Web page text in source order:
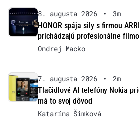
8. augusta 2026 •
3m
HONOR spája sily s firmou
prichádzajú profesionálne
Ondrej Macko
7. augusta 2026 •
2m
Tlačidlové AI telefóny Nokia
má to svoj dôvod
Katarína Šimková